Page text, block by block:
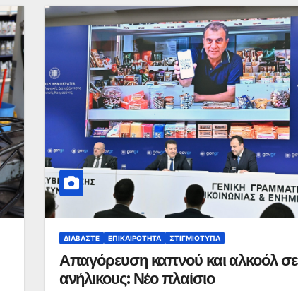
ΔΙΑΒΆΣΤΕ ΕΠΙΚΑΙΡΌΤΗΤΑ ΣΤΙΓΜΙΌΤΥΠΑ
Απαγόρευση καπνού και αλκοόλ σε
ανήλικους: Νέο πλαίσιο